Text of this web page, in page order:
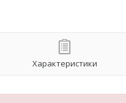
Характеристики